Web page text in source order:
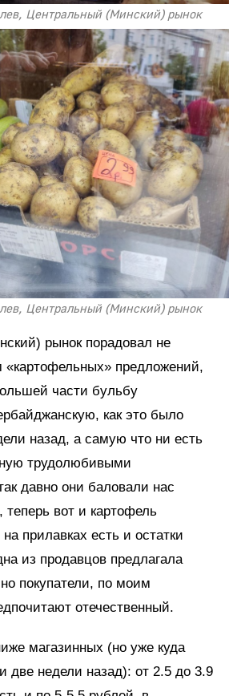
Центральный (Минский) рынок
Центральный (Минский) рынок
рынок порадовал не
«картофельных» предложений,
части бульбу
как это было
назад, а самую что ни есть
трудолюбивыми
давно они баловали нас
теперь вот и картофель
прилавках есть и остатки
из продавцов предлагала
покупатели, по моим
отечественный.
магазинных (но уже куда
две недели назад): от 2.5 до 3.9